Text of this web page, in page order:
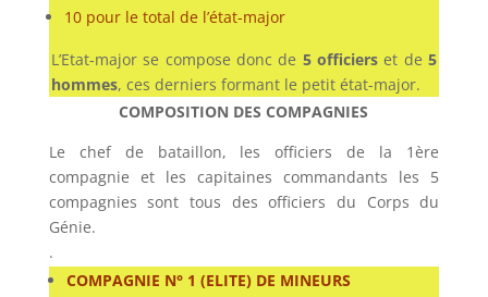
10 pour le total de l’état-major
L’Etat-major se compose donc de 5 officiers et de 5
hommes, ces derniers formant le petit état-major.
COMPOSITION DES COMPAGNIES
Le chef de bataillon, les officiers de la 1ère
compagnie et les capitaines commandants les 5
compagnies sont tous des officiers du Corps du
Génie.
.
COMPAGNIE N° 1 (ELITE) DE MINEURS